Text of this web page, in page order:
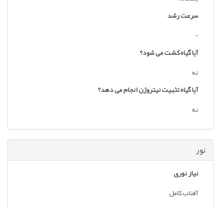
سرعت رشد
-
آیا گیاه کشت می شود؟
نه
آیا گیاه تثبیت نیتروژن انجام می دهد؟
نه
نور
نیاز نوری
آفتاب کامل